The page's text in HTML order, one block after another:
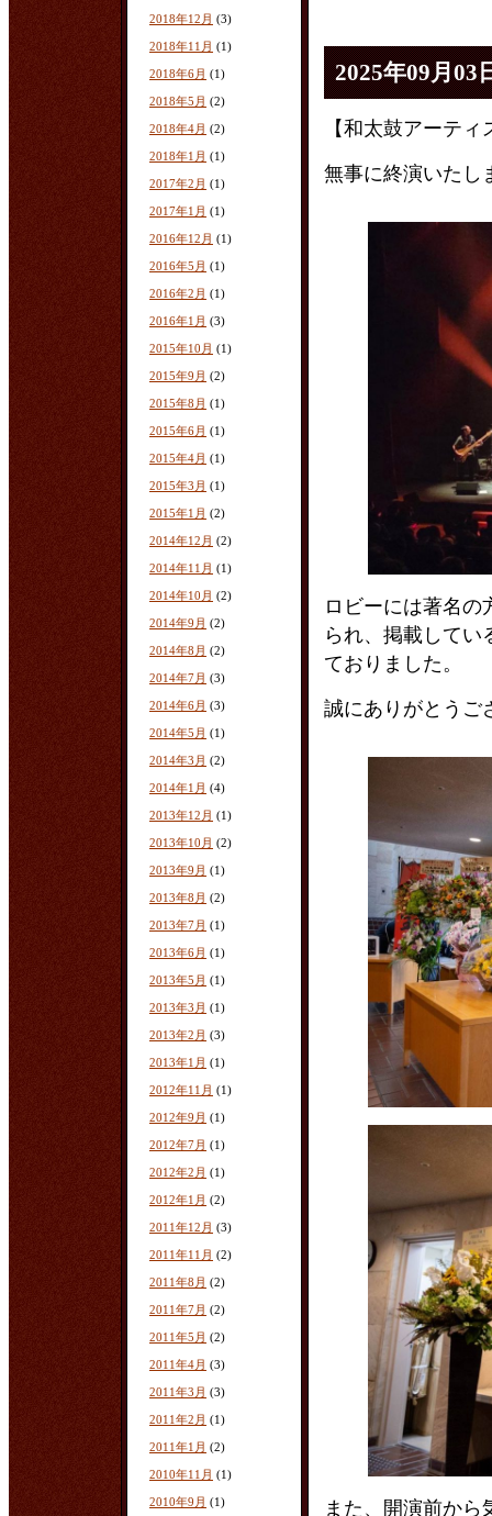
2018年12月 (3)
2018年11月 (1)
2018年6月 (1)
2018年5月 (2)
2018年4月 (2)
2018年1月 (1)
2017年2月 (1)
2017年1月 (1)
2016年12月 (1)
2016年5月 (1)
2016年2月 (1)
2016年1月 (3)
2015年10月 (1)
2015年9月 (2)
2015年8月 (1)
2015年6月 (1)
2015年4月 (1)
2015年3月 (1)
2015年1月 (2)
2014年12月 (2)
2014年11月 (1)
2014年10月 (2)
2014年9月 (2)
2014年8月 (2)
2014年7月 (3)
2014年6月 (3)
2014年5月 (1)
2014年3月 (2)
2014年1月 (4)
2013年12月 (1)
2013年10月 (2)
2013年9月 (1)
2013年8月 (2)
2013年7月 (1)
2013年6月 (1)
2013年5月 (1)
2013年3月 (1)
2013年2月 (3)
2013年1月 (1)
2012年11月 (1)
2012年9月 (1)
2012年7月 (1)
2012年2月 (1)
2012年1月 (2)
2011年12月 (3)
2011年11月 (2)
2011年8月 (2)
2011年7月 (2)
2011年5月 (2)
2011年4月 (3)
2011年3月 (3)
2011年2月 (1)
2011年1月 (2)
2010年11月 (1)
2010年9月 (1)
2025年09月03
【和太鼓アーテ
無事に終演いたし
ロビーには著名の
られ、掲載してい
ておりました。
誠にありがとうご
また、開演前から